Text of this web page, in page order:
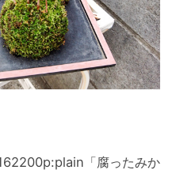
「腐ったみか